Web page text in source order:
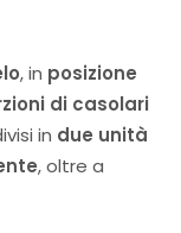
, in posizione
di casolari
in due unità
, oltre a